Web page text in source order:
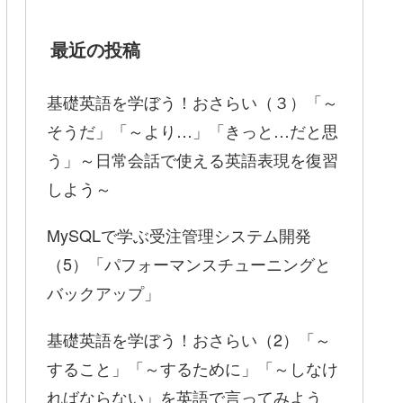
最近の投稿
基礎英語を学ぼう！おさらい（３）「～
そうだ」「～より…」「きっと…だと思
う」～日常会話で使える英語表現を復習
しよう～
MySQLで学ぶ受注管理システム開発
（5）「パフォーマンスチューニングと
バックアップ」
基礎英語を学ぼう！おさらい（2）「～
すること」「～するために」「～しなけ
ればならない」を英語で言ってみよう